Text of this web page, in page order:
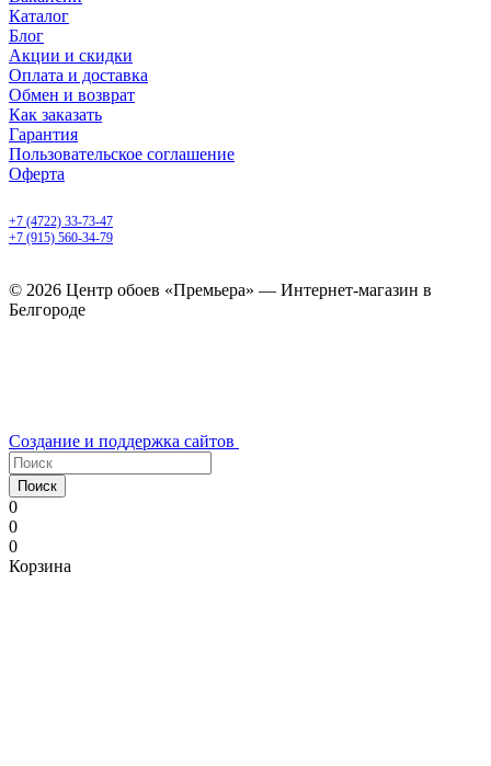
Каталог
Блог
Акции и скидки
Оплата и доставка
Обмен и возврат
Как заказать
Гарантия
Пользовательское соглашение
Оферта
+7 (4722) 33-73-47
+7 (915) 560-34-79
© 2026 Центр обоев «Премьера» — Интернет-магазин в
Белгороде
Создание и поддержка сайтов
Поиск
0
0
0
Корзина